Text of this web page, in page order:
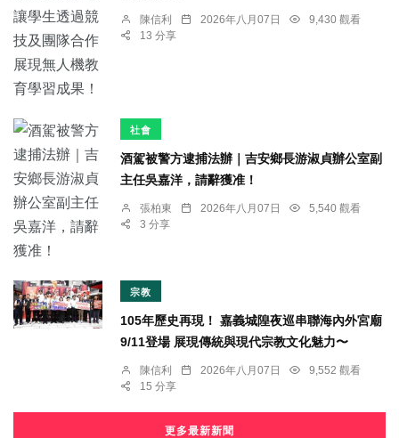
陳信利 2026年八月07日
9,430 觀看
13 分享
社會
酒駕被警方逮捕法辦｜吉安鄉長游淑貞辦公室副
主任吳嘉洋，請辭獲准！
張柏東 2026年八月07日
5,540 觀看
3 分享
宗教
105年歷史再現！ 嘉義城隍夜巡串聯海內外宮廟
9/11登場 展現傳統與現代宗教文化魅力〜
陳信利 2026年八月07日
9,552 觀看
15 分享
更多最新新聞